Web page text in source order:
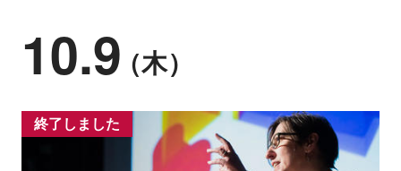
10.9（木）
終了しました